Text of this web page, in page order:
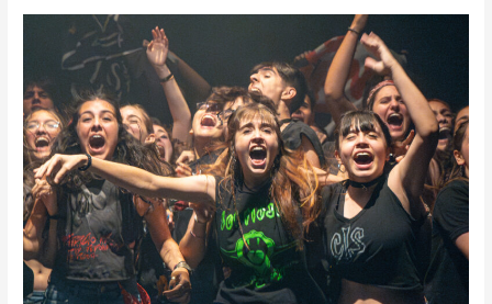
Festival
Regional
de
Teatro
Adolescente
“Vamos
que
Venimos”
llega
al
Teatro
Comedia